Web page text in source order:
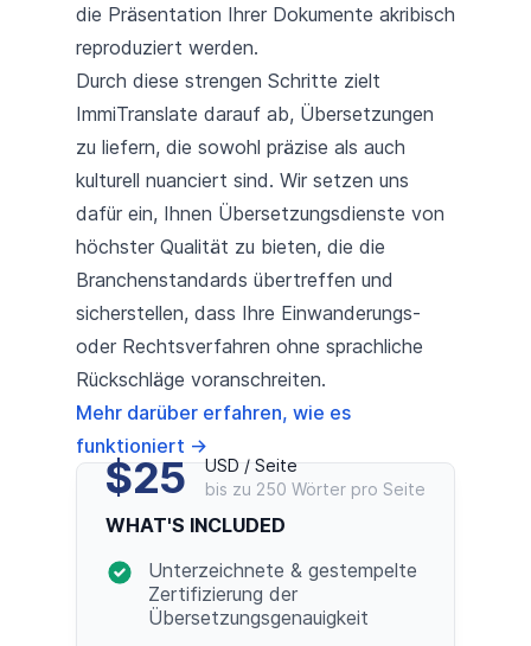
die Präsentation Ihrer Dokumente akribisch
reproduziert werden.
Durch diese strengen Schritte zielt
ImmiTranslate darauf ab, Übersetzungen
zu liefern, die sowohl präzise als auch
kulturell nuanciert sind. Wir setzen uns
dafür ein, Ihnen Übersetzungsdienste von
höchster Qualität zu bieten, die die
Branchenstandards übertreffen und
sicherstellen, dass Ihre Einwanderungs-
oder Rechtsverfahren ohne sprachliche
Rückschläge voranschreiten.
Mehr darüber erfahren, wie es
funktioniert →
$25
USD / Seite
bis zu 250 Wörter pro Seite
WHAT'S INCLUDED
Unterzeichnete & gestempelte
Zertifizierung der
Übersetzungsgenauigkeit